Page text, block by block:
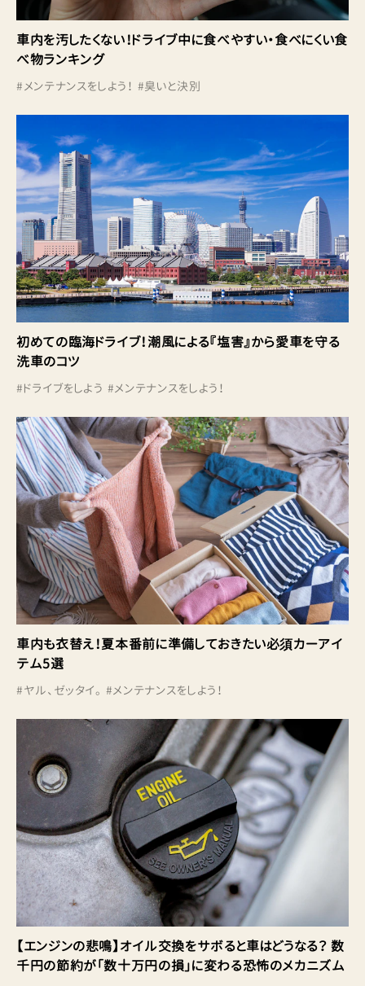
車内を汚したくない！ドライブ中に食べやすい・食べにくい食
べ物ランキング
#メンテナンスをしよう！ #臭いと決別
初めての臨海ドライブ！潮風による『塩害』から愛車を守る
洗車のコツ
#ドライブをしよう #メンテナンスをしよう！
車内も衣替え！夏本番前に準備しておきたい必須カーアイ
テム5選
#ヤル、ゼッタイ。 #メンテナンスをしよう！
【エンジンの悲鳴】オイル交換をサボると車はどうなる？ 数
千円の節約が「数十万円の損」に変わる恐怖のメカニズム